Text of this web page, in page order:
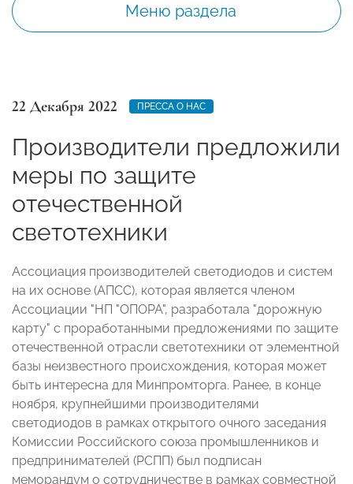
Меню раздела
22 Декабря 2022 ПРЕССА О НАС
Производители предложили
меры по защите
отечественной
светотехники
Ассоциация производителей светодиодов и систем
на их основе (АПСС), которая является членом
Ассоциации "НП "ОПОРА", разработала "дорожную
карту" с проработанными предложениями по защите
отечественной отрасли светотехники от элементной
базы неизвестного происхождения, которая может
быть интересна для Минпромторга. Ранее, в конце
ноября, крупнейшими производителями
светодиодов в рамках открытого очного заседания
Комиссии Российского союза промышленников и
предпринимателей (РСПП) был подписан
меморандум о сотрудничестве в рамках совместной